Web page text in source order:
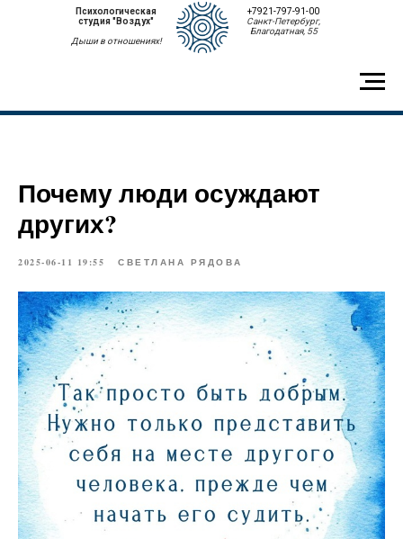
Психологическая
студия "Воздух"
Дыши в отношениях!
+7921-797-91-00
Санкт-Петербург,
Благодатная, 55
Почему люди осуждают
других?
2025-06-11 19:55 СВЕТЛАНА РЯДОВА